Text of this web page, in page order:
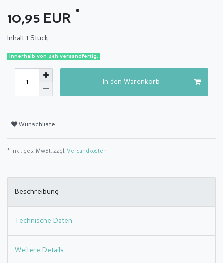
10,95 EUR *
Inhalt 1 Stück
Innerhalb von 24h versandfertig.
In den Warenkorb
Wunschliste
* inkl. ges. MwSt. zzgl. Versandkosten
Beschreibung
Technische Daten
Weitere Details